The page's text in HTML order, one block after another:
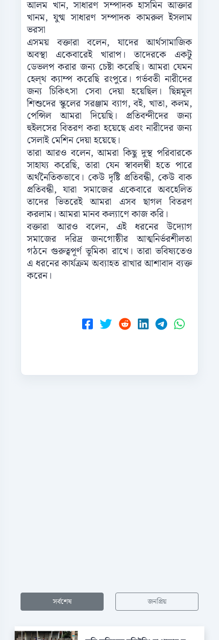
আলম খান, সাধারণ সম্পাদক হাসমিন আক্তার
খানম, যুগ্ম সাধারণ সম্পাদক কামরুল ইসলাম
ভরসা
এসময় বক্তারা বলেন, যাদের আর্থসামাজিক
অবস্থা একেবারেই খারাপ। তাদেরকে একটু
ডেভলপ করার জন্য চেষ্টা করেছি। আমরা যেমন
হেল্থ ক্যাম্প করেছি রংপুরে। গর্ভবতী নারীদের
জন্য চিকিৎসা সেবা দেয়া হয়েছিল। ছিন্নমূল
শিশুদের স্কুলের সরঞ্জাম ব্যাগ, বই, খাতা, কলম,
পেন্সিল আমরা দিয়েছি। প্রতিবন্দীদের জন্য
হুইলসের বিতরণ করা হয়েছে এবং নারীদের জন্য
সেলাই মেশিন দেয়া হয়েছে।
তারা আরও বলেন, আমরা কিছু দুস্থ পরিবারকে
সাহায্য করেছি, তারা যেন স্বাবলম্বী হতে পারে
অর্থনৈতিকভাবে। কেউ দৃষ্টি প্রতিবন্ধী, কেউ বাক
প্রতিবন্ধী, যারা সমাজের একেবারে অবহেলিত
তাদের ভিতরেই আমরা এসব ছাগল বিতরণ
করলাম। আমরা মানব কল্যাণে কাজ করি।
বক্তারা আরও বলেন, এই ধরনের উদ্যোগ
সমাজের দরিদ্র জনগোষ্ঠীর আত্মনির্ভরশীলতা
গঠনে গুরুত্বপূর্ণ ভূমিকা রাখে। তারা ভবিষ্যতেও
এ ধরনের কার্যক্রম অব্যাহত রাখার আশাবাদ ব্যক্ত
করেন।
সর্বশেষ জনপ্রিয়